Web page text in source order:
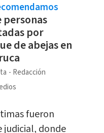
personas
por
de abejas en
Redacción
fueron
judicial, donde